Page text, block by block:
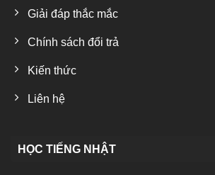
Giải đáp thắc mắc
Chính sách đổi trả
Kiến thức
Liên hệ
HỌC TIẾNG NHẬT